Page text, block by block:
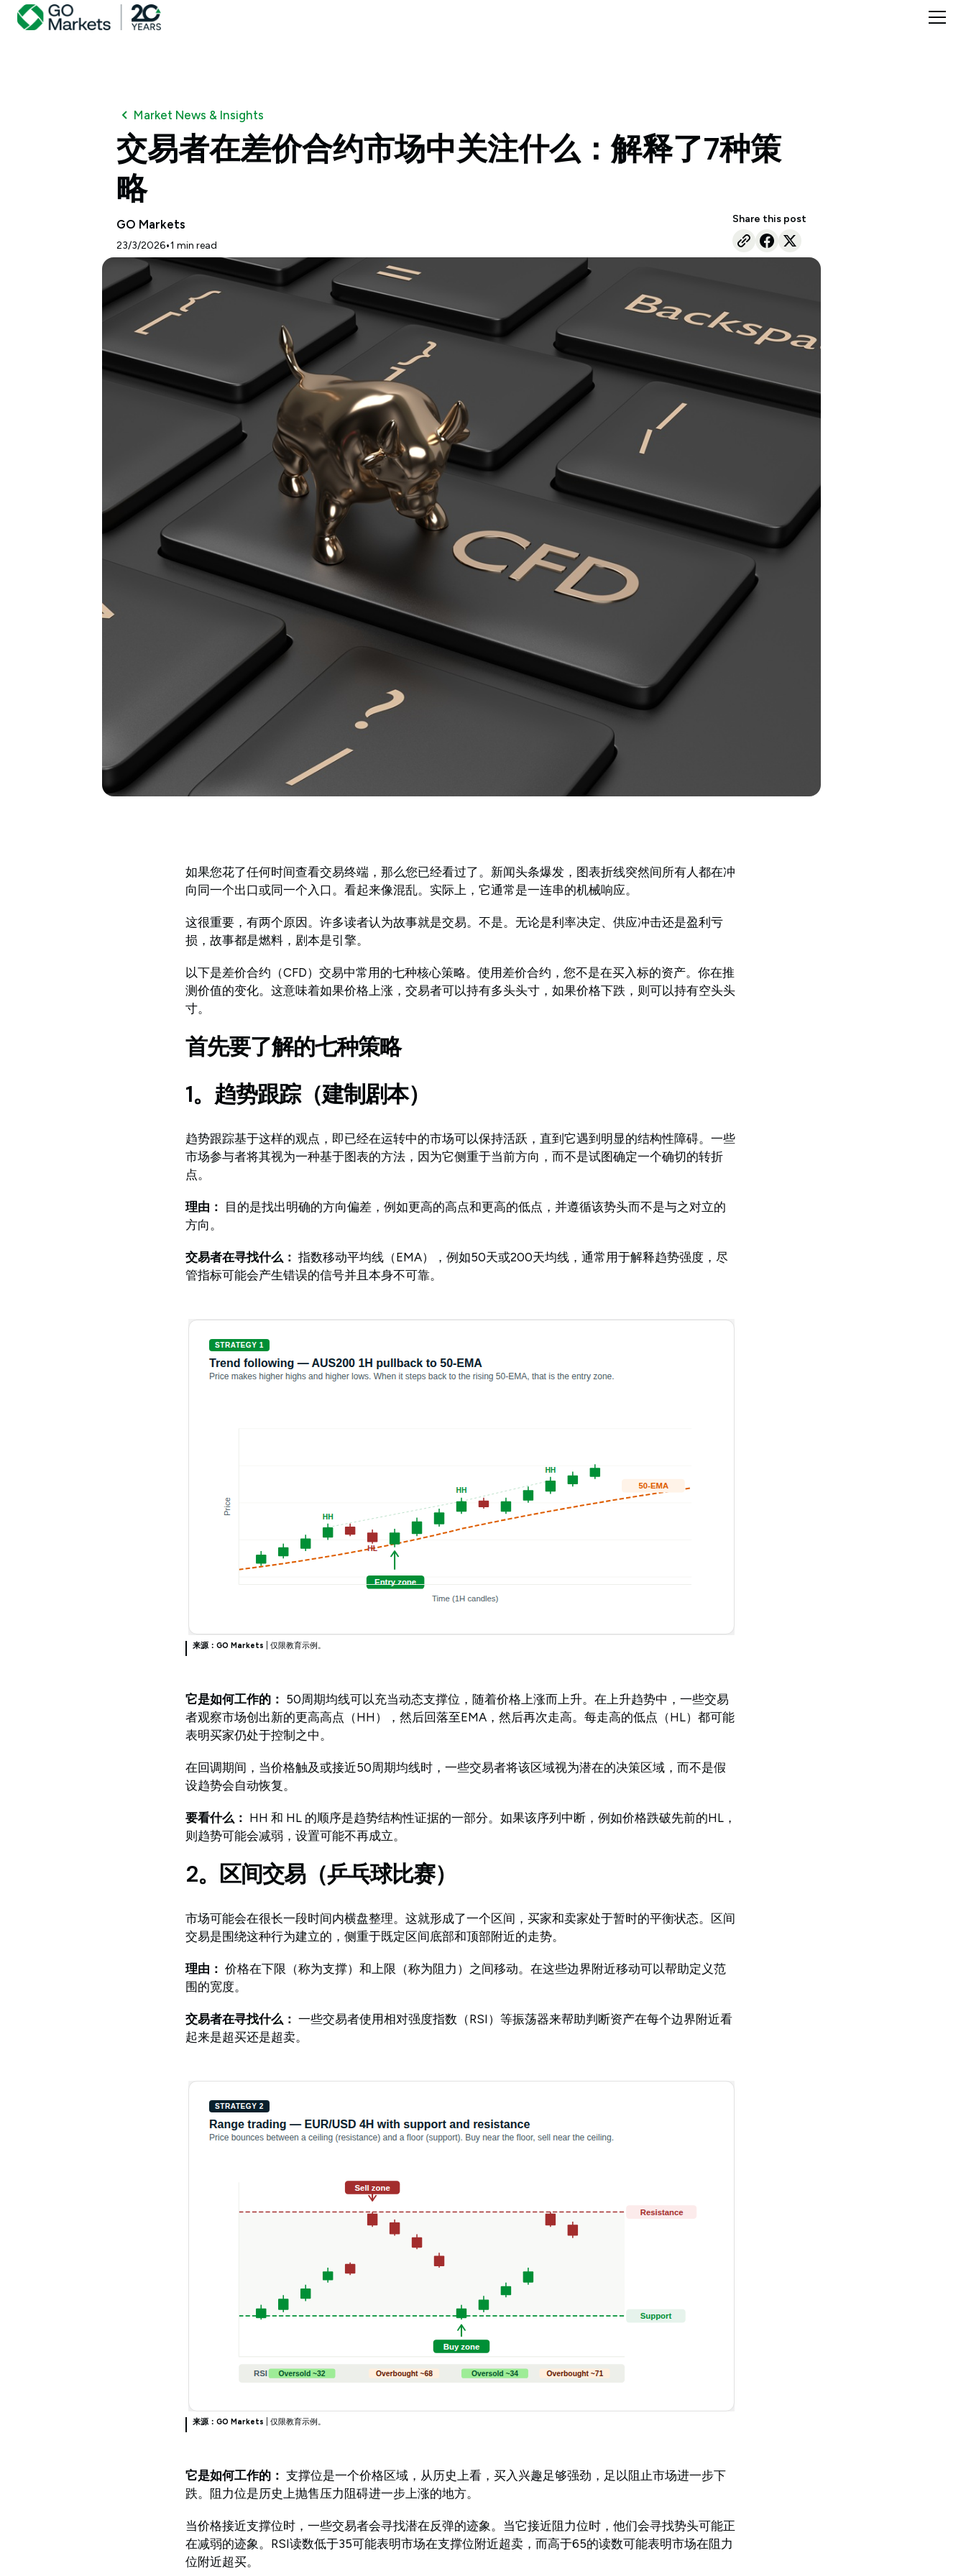
Market News & Insights
交易者在差价合约市场中关注什么：解释了7种策
略
GO Markets
23/3/2026•1 min read
Share this post
如果您花了任何时间查看交易终端，那么您已经看过了。新闻头条爆发，图表折线突然间所有人都在冲
向同一个出口或同一个入口。看起来像混乱。实际上，它通常是一连串的机械响应。
这很重要，有两个原因。许多读者认为故事就是交易。不是。无论是利率决定、供应冲击还是盈利亏
损，故事都是燃料，剧本是引擎。
以下是差价合约（CFD）交易中常用的七种核心策略。使用差价合约，您不是在买入标的资产。你在推
测价值的变化。这意味着如果价格上涨，交易者可以持有多头头寸，如果价格下跌，则可以持有空头头
寸。
首先要了解的七种策略
1。趋势跟踪（建制剧本）
趋势跟踪基于这样的观点，即已经在运转中的市场可以保持活跃，直到它遇到明显的结构性障碍。一些
市场参与者将其视为一种基于图表的方法，因为它侧重于当前方向，而不是试图确定一个确切的转折
点。
理由： 目的是找出明确的方向偏差，例如更高的高点和更高的低点，并遵循该势头而不是与之对立的
方向。
交易者在寻找什么： 指数移动平均线（EMA），例如50天或200天均线，通常用于解释趋势强度，尽
管指标可能会产生错误的信号并且本身不可靠。
来源：GO Markets | 仅限教育示例。
它是如何工作的： 50周期均线可以充当动态支撑位，随着价格上涨而上升。在上升趋势中，一些交易
者观察市场创出新的更高高点（HH），然后回落至EMA，然后再次走高。每走高的低点（HL）都可能
表明买家仍处于控制之中。
在回调期间，当价格触及或接近50周期均线时，一些交易者将该区域视为潜在的决策区域，而不是假
设趋势会自动恢复。
要看什么： HH 和 HL 的顺序是趋势结构性证据的一部分。如果该序列中断，例如价格跌破先前的HL，
则趋势可能会减弱，设置可能不再成立。
2。区间交易（乒乓球比赛）
市场可能会在很长一段时间内横盘整理。这就形成了一个区间，买家和卖家处于暂时的平衡状态。区间
交易是围绕这种行为建立的，侧重于既定区间底部和顶部附近的走势。
理由： 价格在下限（称为支撑）和上限（称为阻力）之间移动。在这些边界附近移动可以帮助定义范
围的宽度。
交易者在寻找什么： 一些交易者使用相对强度指数（RSI）等振荡器来帮助判断资产在每个边界附近看
起来是超买还是超卖。
来源：GO Markets | 仅限教育示例。
它是如何工作的： 支撑位是一个价格区域，从历史上看，买入兴趣足够强劲，足以阻止市场进一步下
跌。阻力位是历史上抛售压力阻碍进一步上涨的地方。
当价格接近支撑位时，一些交易者会寻找潜在反弹的迹象。当它接近阻力位时，他们会寻找势头可能正
在减弱的迹象。RSI读数低于35可能表明市场在支撑位附近超卖，而高于65的读数可能表明市场在阻力
位附近超买。